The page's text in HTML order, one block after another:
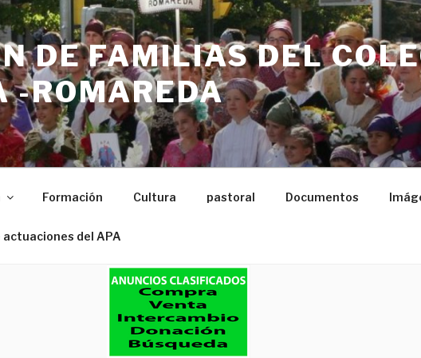
DE FAMILIAS DEL
-ROMAREDA
Formación Cultura pastoral Documentos
actuaciones del APA